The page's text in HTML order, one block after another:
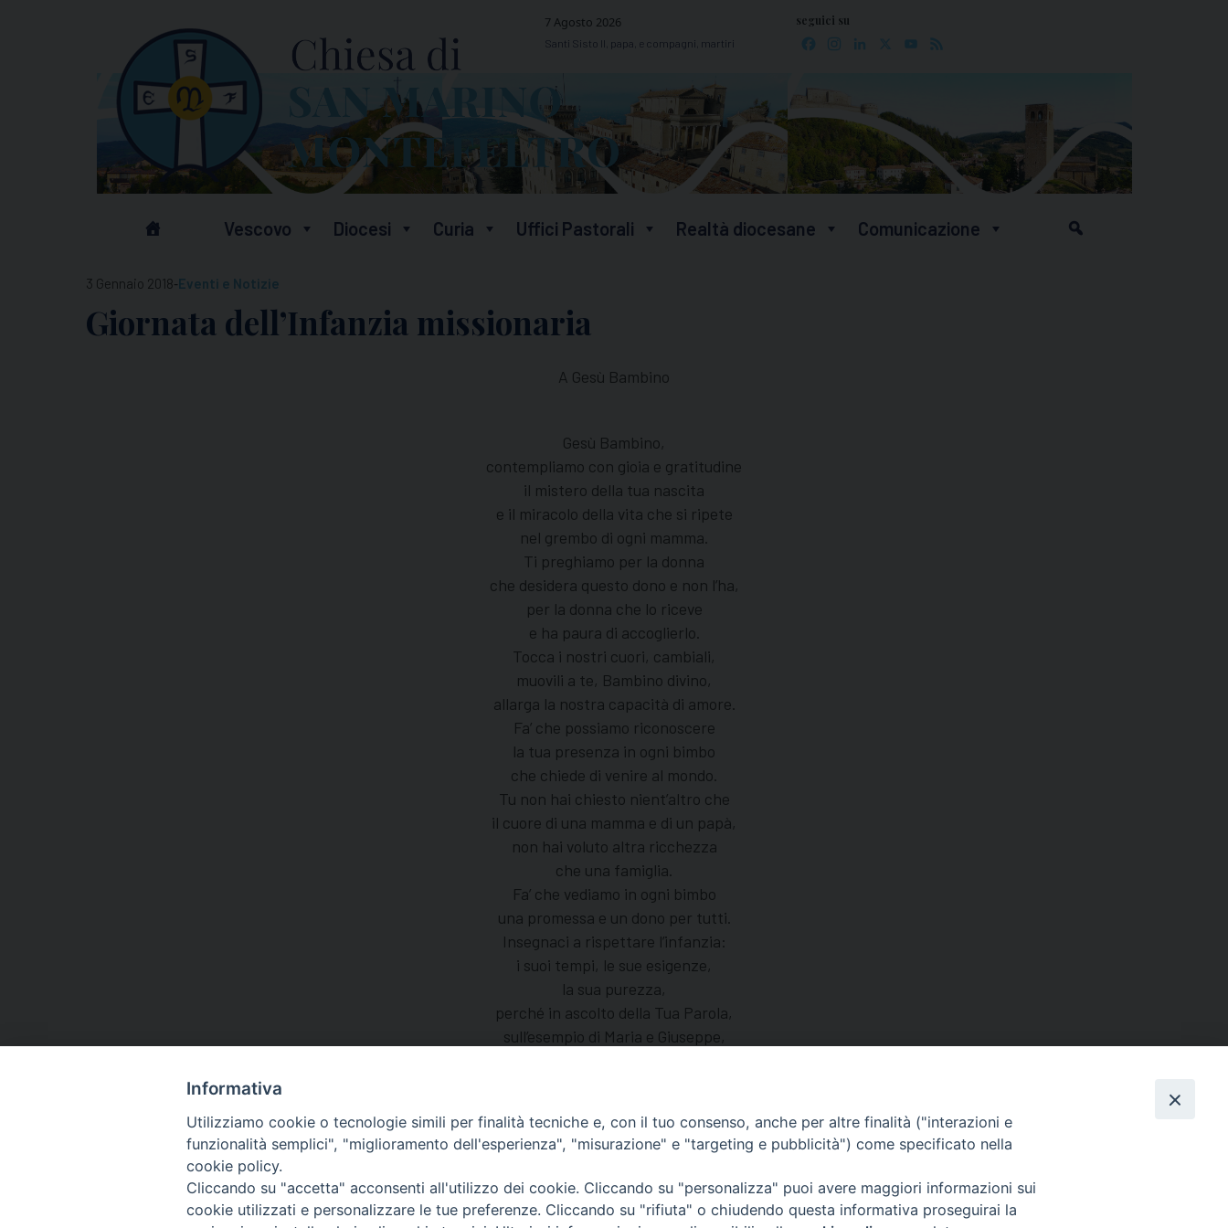
7 Agosto 2026
Santi Sisto II, papa, e compagni, martiri
seguici su
Facebook
Instagram
LinkedIn YouTube
Vescovo Diocesi Curia Uffici Pastorali Realtà diocesane Comunicazione
3 Gennaio 2018-Eventi e Notizie
Giornata dell’Infanzia missionaria
A Gesù Bambino
Gesù Bambino,
contempliamo con gioia e gratitudine
il mistero della tua nascita
e il miracolo della vita che si ripete
nel grembo di ogni mamma.
Ti preghiamo per la donna
che desidera questo dono e non l’ha,
per la donna che lo riceve
e ha paura di accoglierlo.
Tocca i nostri cuori, cambiali,
muovili a te, Bambino divino,
allarga la nostra capacità di amore.
Fa’ che possiamo riconoscere
la tua presenza in ogni bimbo
che chiede di venire al mondo.
Tu non hai chiesto nient’altro che
il cuore di una mamma e di un papà,
non hai voluto altra ricchezza
che una famiglia.
Fa’ che vediamo in ogni bimbo
una promessa e un dono per tutti.
Insegnaci a rispettare l’infanzia:
i suoi tempi, le sue esigenze,
la sua purezza,
perché in ascolto della Tua Parola,
sull’esempio di Maria e Giuseppe,
condividi su
Facebook
X Threads
Centralino Curia Vescovile
0541 913711
Facebook
Informativa
Utilizziamo cookie o tecnologie simili per finalità tecniche e, con il tuo consenso, anche per altre finalità ("interazioni e
funzionalità semplici", "miglioramento dell'esperienza", "misurazione" e "targeting e pubblicità") come specificato nella
cookie policy.
Cliccando su "accetta" acconsenti all'utilizzo dei cookie. Cliccando su "personalizza" puoi avere maggiori informazioni sui
cookie utilizzati e personalizzare le tue preferenze. Cliccando su "rifiuta" o chiudendo questa informativa proseguirai la